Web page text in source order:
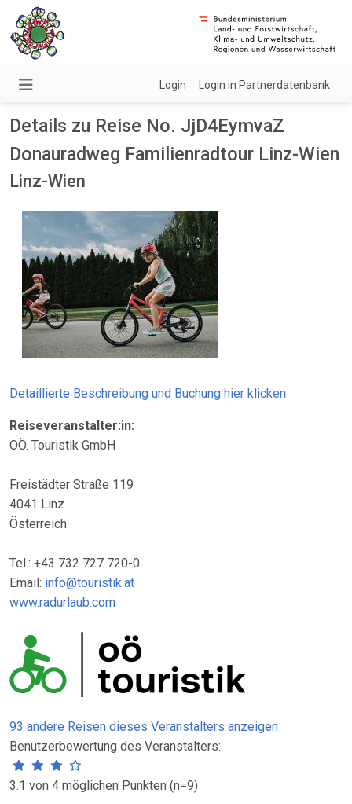
Login Login in Partnerdatenbank
Details zu Reise No. JjD4EymvaZ
Donauradweg Familienradtour Linz-Wien
Linz-Wien
Detaillierte Beschreibung und Buchung hier klicken
Reiseveranstalter:in:
OÖ. Touristik GmbH
Freistädter Straße 119
4041 Linz
Österreich
Tel.: +43 732 727 720-0
Email: info@touristik.at
www.radurlaub.com
93 andere Reisen dieses Veranstalters anzeigen
Benutzerbewertung des Veranstalters:
3.1 von 4 möglichen Punkten (n=9)